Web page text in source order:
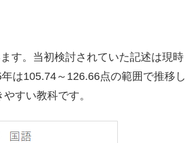
す。当初検討されていた記述は現時
は105.74～126.66点の範囲で推移し
すい教科です。